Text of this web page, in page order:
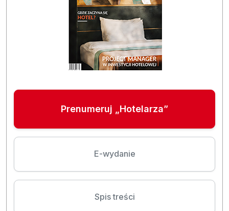
Prenumeruj „Hotelarza”
E-wydanie
Spis treści